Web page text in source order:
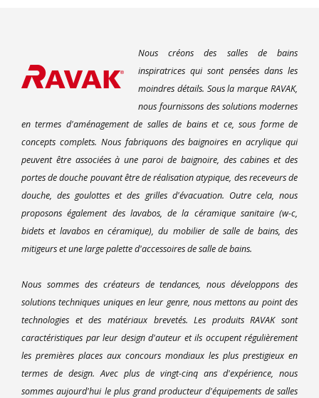
Nous créons des salles de bains
inspiratrices qui sont pensées dans les
moindres détails. Sous la marque RAVAK,
nous fournissons des solutions modernes
en termes d'aménagement de salles de bains et ce, sous forme de
concepts complets. Nous fabriquons des baignoires en acrylique qui
peuvent être associées à une paroi de baignoire, des cabines et des
portes de douche pouvant être de réalisation atypique, des receveurs de
douche, des goulottes et des grilles d'évacuation. Outre cela, nous
proposons également des lavabos, de la céramique sanitaire (w-c,
bidets et lavabos en céramique), du mobilier de salle de bains, des
mitigeurs et une large palette d'accessoires de salle de bains.
Nous sommes des créateurs de tendances, nous développons des
solutions techniques uniques en leur genre, nous mettons au point des
technologies et des matériaux brevetés. Les produits RAVAK sont
caractéristiques par leur design d'auteur et ils occupent régulièrement
les premières places aux concours mondiaux les plus prestigieux en
termes de design. Avec plus de vingt-cinq ans d'expérience, nous
sommes aujourd'hui le plus grand producteur d'équipements de salles